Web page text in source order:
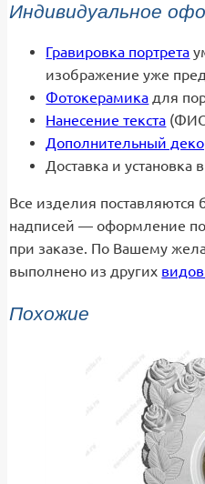
Индивидуальное
Гравировка портрета
изображение уже
Фотокерамика для
Нанесение текста
Дополнительный
Доставка и установка
Все изделия поставляются
надписей — оформление
при заказе. По Вашему
выполнено из других
Похожие